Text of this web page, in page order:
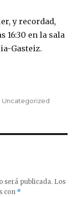
y recordad,
16:30 en la sala
Gasteiz.
Categorías
Uncategorized
será publicada. Los
con *